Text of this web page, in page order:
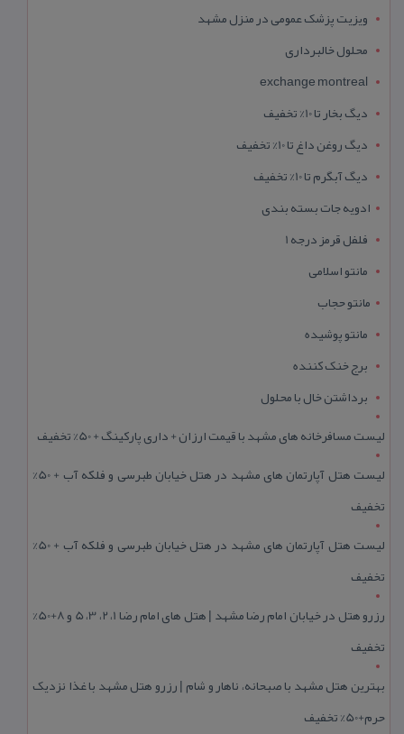
ویزیت پزشک عمومی در منزل مشهد
محلول خالبرداری
exchange montreal
دیگ بخار تا 10% تخفیف
دیگ روغن داغ تا 10% تخفیف
دیگ آبگرم تا 10% تخفیف
ادویه جات بسته بندی
فلفل قرمز درجه 1
مانتو اسلامی
مانتو حجاب
مانتو پوشیده
برج خنک کننده
برداشتن خال با محلول
لیست مسافرخانه های مشهد با قیمت ارزان + داری پارکینگ + 50% تخفیف
لیست هتل آپارتمان های مشهد در هتل خیابان طبرسی و فلکه آب + 50%
تخفیف
لیست هتل آپارتمان های مشهد در هتل خیابان طبرسی و فلکه آب + 50%
تخفیف
رزرو هتل در خیابان امام رضا مشهد | هتل‌ های امام رضا 1، 2، 3، 5 و 8+50%
تخفیف
بهترین هتل مشهد با صبحانه، ناهار و شام | رزرو هتل مشهد با غذا نزدیک
حرم+50% تخفیف